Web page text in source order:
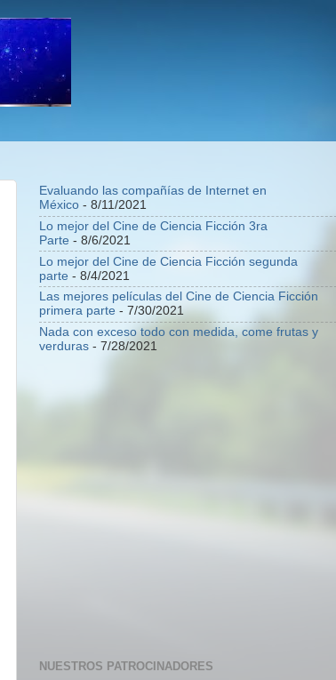
Evaluando las compañías de Internet en
México - 8/11/2021
Lo mejor del Cine de Ciencia Ficción 3ra
Parte - 8/6/2021
Lo mejor del Cine de Ciencia Ficción segunda
parte - 8/4/2021
Las mejores películas del Cine de Ciencia Ficción
primera parte - 7/30/2021
Nada con exceso todo con medida, come frutas y
verduras - 7/28/2021
NUESTROS PATROCINADORES